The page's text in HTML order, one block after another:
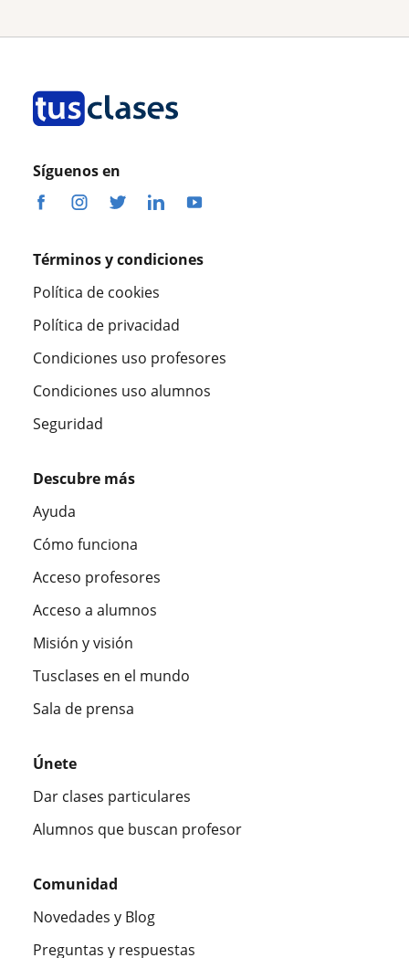
Síguenos en
Términos y condiciones
Política de cookies
Política de privacidad
Condiciones uso profesores
Condiciones uso alumnos
Seguridad
Descubre más
Ayuda
Cómo funciona
Acceso profesores
Acceso a alumnos
Misión y visión
Tusclases en el mundo
Sala de prensa
Únete
Dar clases particulares
Alumnos que buscan profesor
Comunidad
Novedades y Blog
Preguntas y respuestas